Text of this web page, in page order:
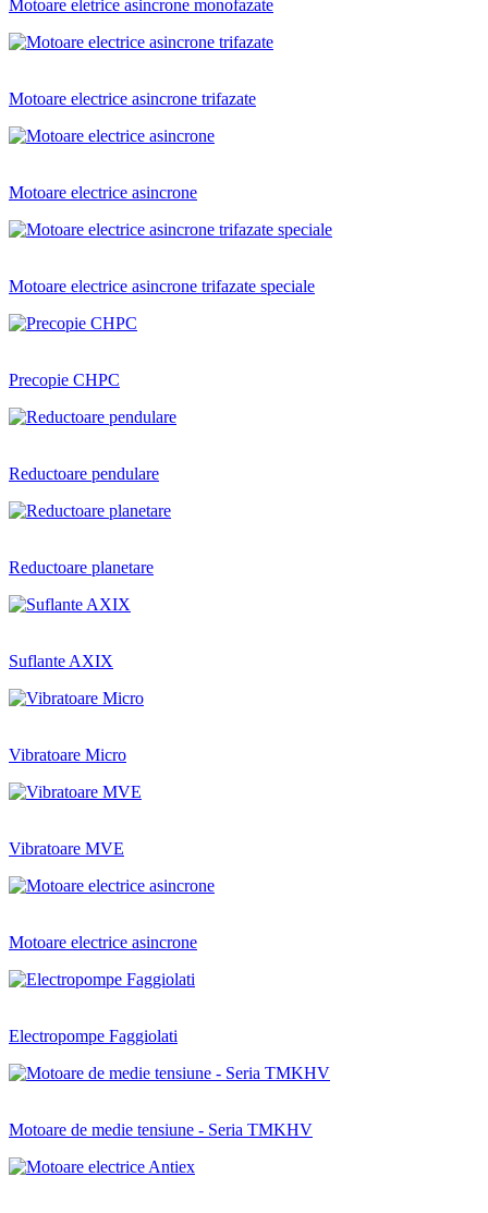
Motoare eletrice asincrone monofazate
Motoare electrice asincrone trifazate
Motoare electrice asincrone
Motoare electrice asincrone trifazate speciale
Precopie CHPC
Reductoare pendulare
Reductoare planetare
Suflante AXIX
Vibratoare Micro
Vibratoare MVE
Motoare electrice asincrone
Electropompe Faggiolati
Motoare de medie tensiune - Seria TMKHV